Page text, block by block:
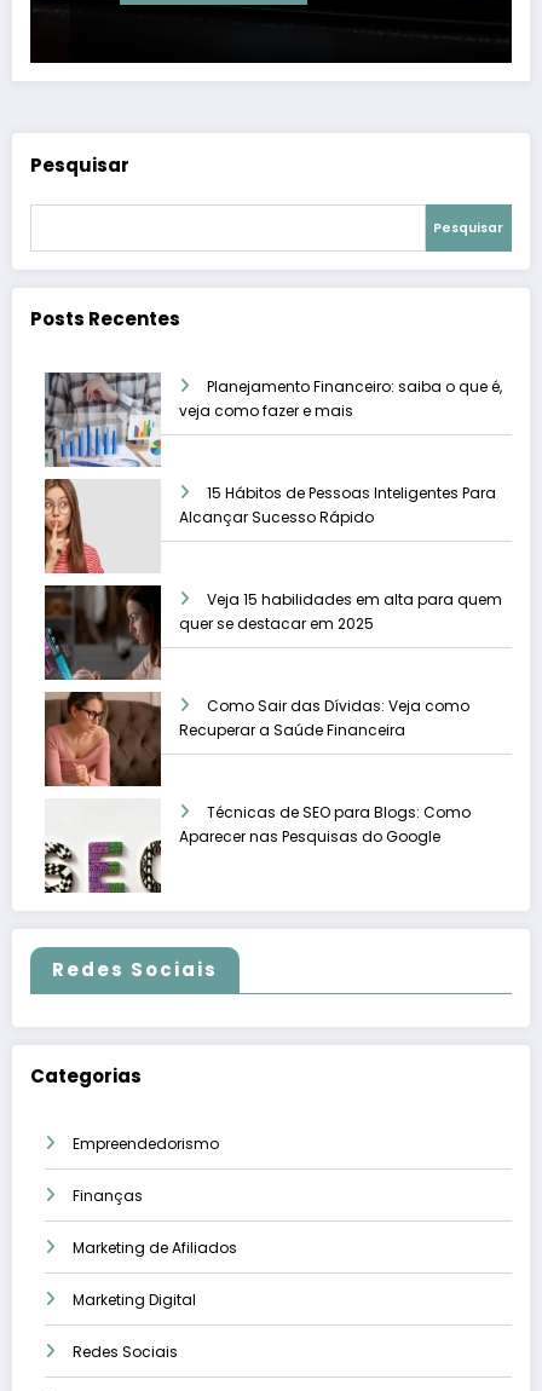
Pesquisar
Pesquisar
Posts Recentes
Planejamento Financeiro: saiba o que é,
veja como fazer e mais
15 Hábitos de Pessoas Inteligentes Para
Alcançar Sucesso Rápido
Veja 15 habilidades em alta para quem
quer se destacar em 2025
Como Sair das Dívidas: Veja como
Recuperar a Saúde Financeira
Técnicas de SEO para Blogs: Como
Aparecer nas Pesquisas do Google
Redes Sociais
Categorias
Empreendedorismo
Finanças
Marketing de Afiliados
Marketing Digital
Redes Sociais